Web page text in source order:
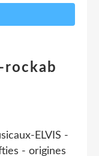
rockab
ELVIS -
- origines